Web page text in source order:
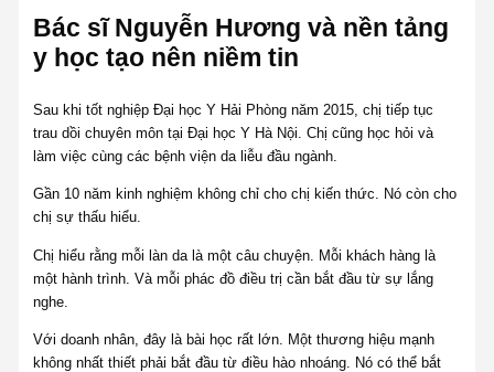
Bác sĩ Nguyễn Hương và nền tảng
y học tạo nên niềm tin
Sau khi tốt nghiệp Đại học Y Hải Phòng năm 2015, chị tiếp tục
trau dồi chuyên môn tại Đại học Y Hà Nội. Chị cũng học hỏi và
làm việc cùng các bệnh viện da liễu đầu ngành.
Gần 10 năm kinh nghiệm không chỉ cho chị kiến thức. Nó còn cho
chị sự thấu hiểu.
Chị hiểu rằng mỗi làn da là một câu chuyện. Mỗi khách hàng là
một hành trình. Và mỗi phác đồ điều trị cần bắt đầu từ sự lắng
nghe.
Với doanh nhân, đây là bài học rất lớn. Một thương hiệu mạnh
không nhất thiết phải bắt đầu từ điều hào nhoáng. Nó có thể bắt